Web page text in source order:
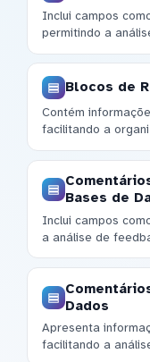
Inclui campos
permitindo a
Blocos de
Contém
facilitando a
Bases de
Inclui campos
a análise de
Dados
Apresenta
facilitando a